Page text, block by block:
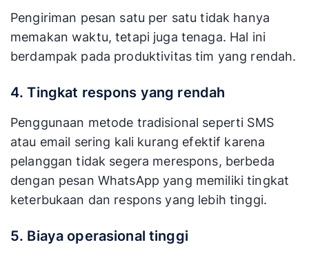
Pengiriman pesan satu per satu tidak hanya
memakan waktu, tetapi juga tenaga. Hal ini
berdampak pada produktivitas tim yang rendah.
4. Tingkat respons yang rendah
Penggunaan metode tradisional seperti SMS
atau email sering kali kurang efektif karena
pelanggan tidak segera merespons, berbeda
dengan pesan WhatsApp yang memiliki tingkat
keterbukaan dan respons yang lebih tinggi.
5. Biaya operasional tinggi